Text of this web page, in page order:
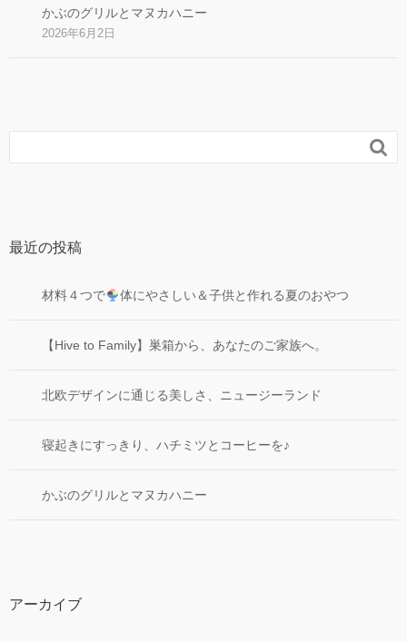
かぶのグリルとマヌカハニー
2026年6月2日

最近の投稿
材料４つで 体にやさしい＆子供と作れる夏のおやつ
【Hive to Family】巣箱から、あなたのご家族へ。
北欧デザインに通じる美しさ、ニュージーランド
寝起きにすっきり、ハチミツとコーヒーを♪
かぶのグリルとマヌカハニー
アーカイブ